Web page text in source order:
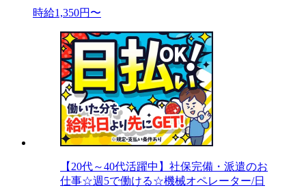
時給1,350円〜
【20代～40代活躍中】社保完備・派遣のお
仕事☆週5で働ける☆機械オペレーター/日